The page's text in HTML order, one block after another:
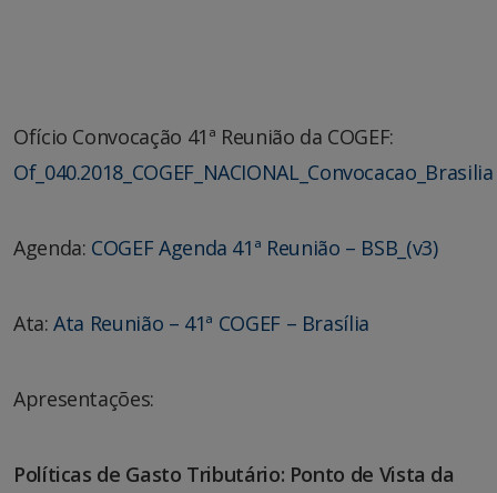
Ofício Convocação 41ª Reunião da COGEF:
Of_040.2018_COGEF_NACIONAL_Convocacao_Brasilia
Agenda: COGEF Agenda 41ª Reunião – BSB_(v3)
Ata:Ata Reunião – 41ª COGEF – Brasília
Apresentações:
Políticas de Gasto Tributário: Ponto de Vista da